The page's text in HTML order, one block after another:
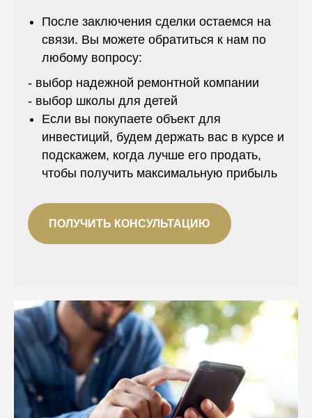
После заключения сделки остаемся на
связи. Вы можете обратиться к нам по
любому вопросу:
- выбор надежной ремонтной компании
- выбор школы для детей
Если вы покупаете объект для
инвестиций, будем держать вас в курсе и
подскажем, когда лучше его продать,
чтобы получить максимальную прибыль
ПОЛУЧИТЬ КОНСУЛЬТАЦИЮ